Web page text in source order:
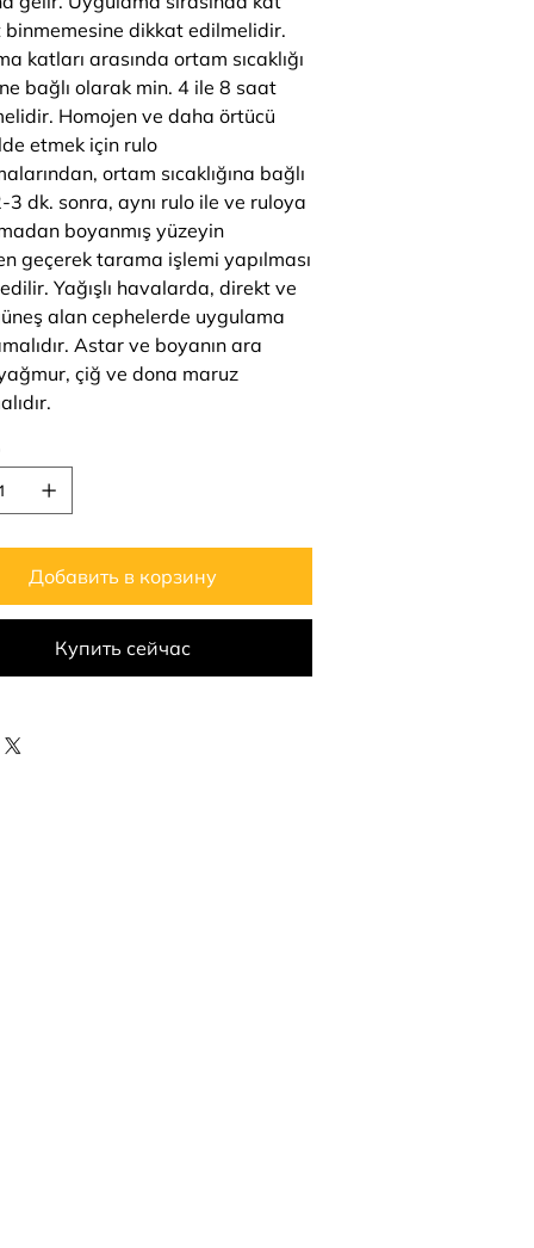
binmemesine dikkat edilmelidir.
katları arasında ortam sıcaklığı
bağlı olarak min. 4 ile 8 saat
Homojen ve daha örtücü
etmek için rulo
ortam sıcaklığına bağlı
3 dk. sonra, aynı rulo ile ve ruloya
boyanmış yüzeyin
geçerek tarama işlemi yapılması
Yağışlı havalarda, direkt ve
alan cephelerde uygulama
Astar ve boyanın ara
çiğ ve dona maruz
Добавить в корзину
Купить сейчас